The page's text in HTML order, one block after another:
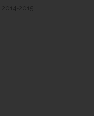
2014-2015